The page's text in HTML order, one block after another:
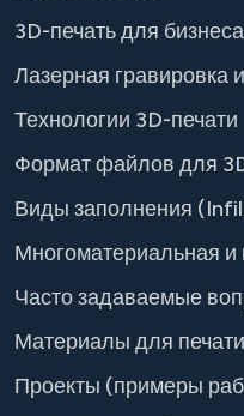
3D-печать для бизнеса
Лазерная гравировка
Технологии 3D-печати
Формат файлов для
Виды заполнения
Многоматериальная и
Часто задаваемые
Материалы для печати
Проекты (примеры